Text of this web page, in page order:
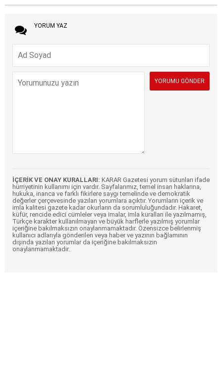
YORUM YAZ
İÇERİK VE ONAY KURALLARI: KARAR Gazetesi yorum sütunları ifade
hürriyetinin kullanımı için vardır. Sayfalarımız, temel insan haklarına,
hukuka, inanca ve farklı fikirlere saygı temelinde ve demokratik
değerler çerçevesinde yazılan yorumlara açıktır. Yorumların içerik ve
imla kalitesi gazete kadar okurların da sorumluluğundadır. Hakaret,
küfür, rencide edici cümleler veya imalar, imla kuralları ile yazılmamış,
Türkçe karakter kullanılmayan ve büyük harflerle yazılmış yorumlar
içeriğine bakılmaksızın onaylanmamaktadır. Özensizce belirlenmiş
kullanıcı adlarıyla gönderilen veya haber ve yazının bağlamının
dışında yazılan yorumlar da içeriğine bakılmaksızın
onaylanmamaktadır.